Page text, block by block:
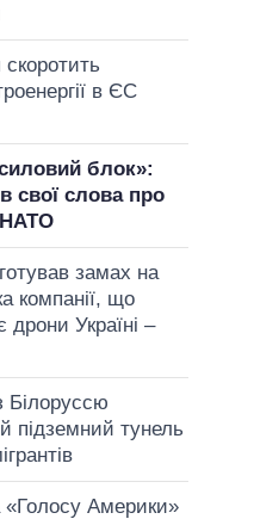
в ЄС
блок»:
свої слова про
НАТО
замах на
компанії, що
дрони Україні –
Білоруссю
підземний тунель
«Голосу Америки»